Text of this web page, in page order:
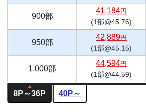
900部
41,184円
(1部@45.76)
950部
42,889円
(1部@45.15)
1,000部
44,594円
(1部@44.59)
8P～36P 40P～